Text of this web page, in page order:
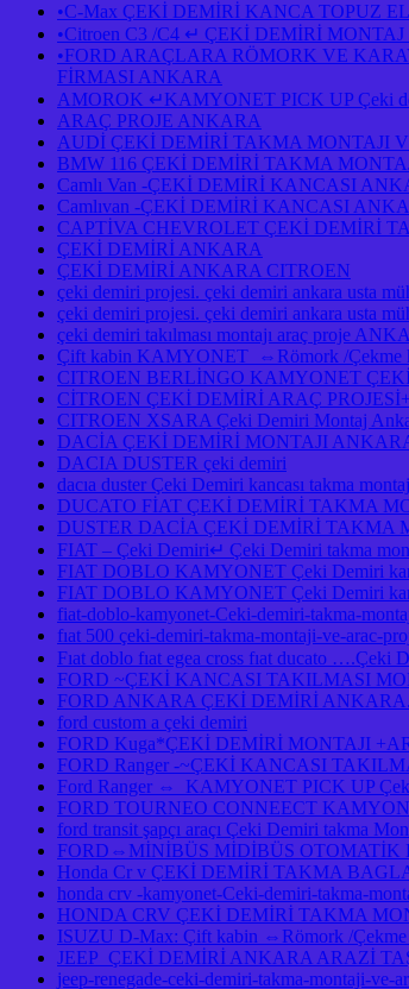
•C-Max ÇEKİ DEMİRİ KANCA TOPUZ
•Citroen C3 /C4 ↵ ÇEKİ DEMİRİ
•FORD ARAÇLARA RÖMORK VE
FİRMASI ANKARA
AMOROK ↵KAMYONET PICK UP Çeki
ARAÇ PROJE ANKARA
AUDİ ÇEKİ DEMİRİ TAKMA MONTAJI
BMW 116 ÇEKİ DEMİRİ TAKMA
Camlı Van -ÇEKİ DEMİRİ KANCASI
Camlıvan -ÇEKİ DEMİRİ KANCASI
CAPTİVA CHEVROLET ÇEKİ DEMİRİ
ÇEKİ DEMİRİ ANKARA
ÇEKİ DEMİRİ ANKARA CITROEN
çeki demiri projesi. çeki demiri ankara usta
çeki demiri projesi. çeki demiri ankara usta
çeki demiri takılması montajı araç proje
Çift kabin KAMYONET ⇔Römork /Çekme
CITROEN BERLİNGO KAMYONET
CİTROEN ÇEKİ DEMİRİ ARAÇ
CITROEN XSARA Çeki Demiri Montaj
DACİA ÇEKİ DEMİRİ MONTAJI
DACIA DUSTER çeki demiri
dacıa duster Çeki Demiri kancası takma
DUCATO FİAT ÇEKİ DEMİRİ TAKMA
DUSTER DACİA ÇEKİ DEMİRİ TAKMA
FIAT – Çeki Demiri↵ Çeki Demiri takma
FIAT DOBLO KAMYONET Çeki Demiri
FIAT DOBLO KAMYONET Çeki Demiri
fiat-doblo-kamyonet-Ceki-demiri-takma-
fıat 500 çeki-demiri-takma-montaji-ve-arac-
Fıat doblo fıat egea cross fıat ducato ….Çeki
FORD ~ÇEKİ KANCASI TAKILMASI
FORD ANKARA ÇEKİ DEMİRİ
ford custom a çeki demiri
FORD Kuga*ÇEKİ DEMİRİ MONTAJI
FORD Ranger -~ÇEKİ KANCASI
Ford Ranger ⇔ KAMYONET PICK UP
FORD TOURNEO CONNEECT
ford transit şapçı araçı Çeki Demiri takma
FORD⇔MİNİBÜS MİDİBÜS
Honda Cr v ÇEKİ DEMİRİ TAKMA
honda crv -kamyonet-Ceki-demiri-takma-
HONDA CRV ÇEKİ DEMİRİ TAKMA
ISUZU D-Max: Çift kabin ⇔Römork /Çekme
JEEP ÇEKİ DEMİRİ ANKARA ARAZİ
jeep-renegade-ceki-demiri-takma-montaji-ve-